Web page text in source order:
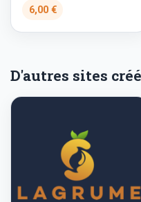
6,00 €
D'autres sites